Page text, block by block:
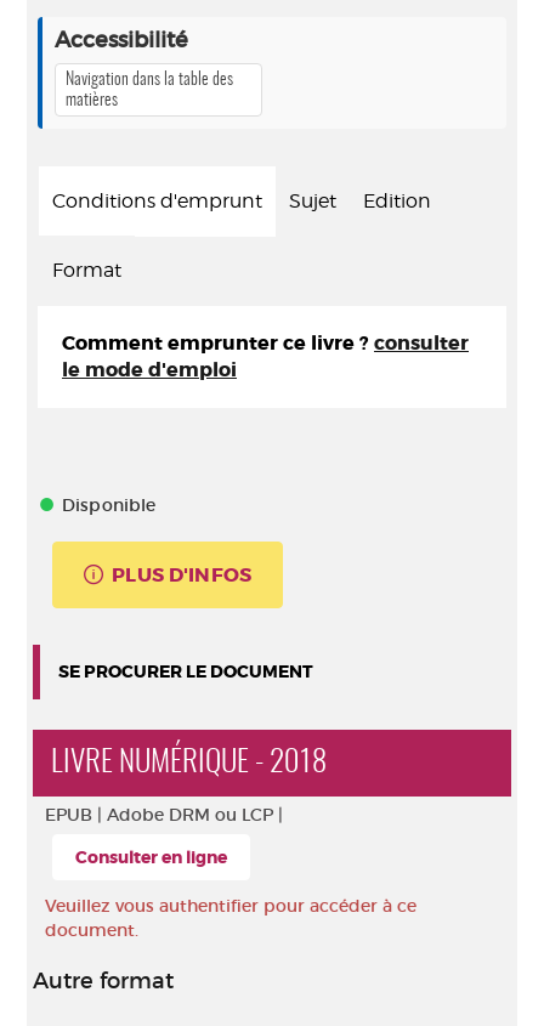
Accessibilité
Navigation dans la table des
matières
Conditions d'emprunt Sujet Edition
Format
Comment emprunter ce livre ? consulter
le mode d'emploi
Disponible
PLUS D'INFOS
SE PROCURER LE DOCUMENT
LIVRE NUMÉRIQUE - 2018
EPUB | Adobe DRM ou LCP |
Consulter en ligne
Veuillez vous authentifier pour accéder à ce
document.
Autre format